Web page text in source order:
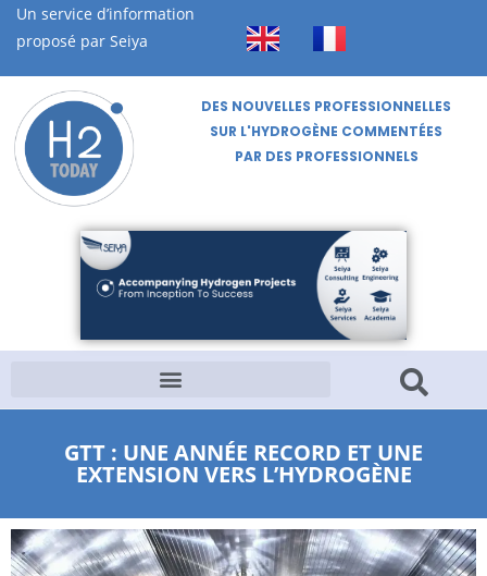
Un service d’information
proposé par Seiya
DES NOUVELLES PROFESSIONNELLES
SUR L'HYDROGÈNE COMMENTÉES
PAR DES PROFESSIONNELS
GTT : UNE ANNÉE RECORD ET UNE
EXTENSION VERS L’HYDROGÈNE